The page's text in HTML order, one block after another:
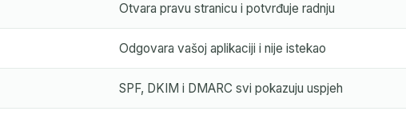
Otvara pravu stranicu i potvrđuje radnju
Odgovara vašoj aplikaciji i nije istekao
SPF, DKIM i DMARC svi pokazuju uspjeh